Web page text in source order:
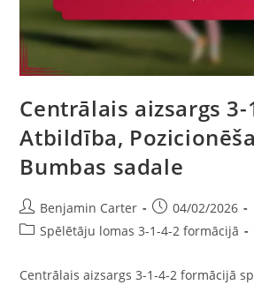
Centrālais aizsargs 3-
Atbildība,
Bumbas sadale
Post
author:
Benjamin Carter
Post
published:
04/02/2026
PostSpēlētāju lomas 3-1-4-2 formācijā
Centrālais aizsargs 3-1-4-2 formācijā